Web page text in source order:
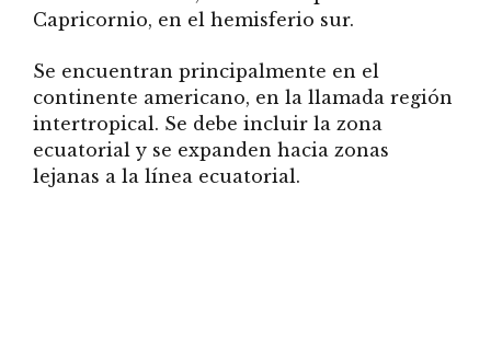
Capricornio, en el hemisferio sur.
Se encuentran principalmente en el
continente americano, en la llamada región
intertropical. Se debe incluir la zona
ecuatorial y se expanden hacia zonas
lejanas a la línea ecuatorial.